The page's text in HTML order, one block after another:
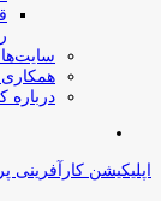
همکاری
درباره
اپلیکیشن کارآفرینی